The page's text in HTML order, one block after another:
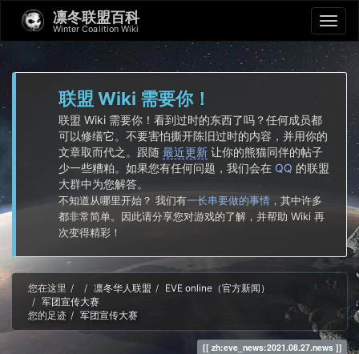
凛冬联盟百科
Winter Coalition Wiki
联盟 Wiki 需要你！
联盟 Wiki 需要你！看到过时的东西了吗？任何成员都
可以修缮它。不要害怕撕开陈旧过时的内容，并用你的
文章取而代之。跟随最近更新 让你的熊猫同伴的帖子
少一些糟粕。如果您有任何问题，我们会在 QQ 的联盟
大群中为您解答。
不知道从哪里开始？ 我们有一长串要做的事情 ，其中许多
都非常简单。因此请分享您对游戏的了解，并帮助 Wiki 再
次变得精彩！
您在这里 Home凛冬华人联盟
EVE online（官方新闻）
军团宣传大赛
您的足迹
军团宣传大赛
zh:eve_news:2021.08.27.news